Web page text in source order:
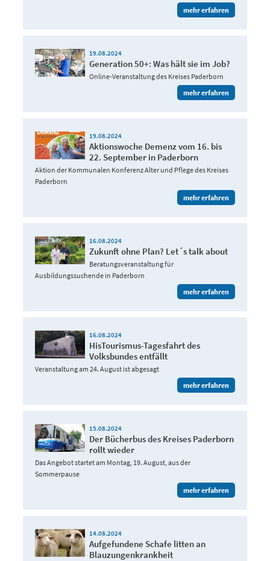
mehr erfahren
19.08.2024
Generation 50+: Was hält sie im Job?
Online-Veranstaltung des Kreises Paderborn
mehr erfahren
19.08.2024
Aktionswoche Demenz vom 16. bis
22. September in Paderborn
Aktion der Kommunalen Konferenz Alter und Pflege des Kreises
Paderborn
mehr erfahren
16.08.2024
Zukunft ohne Plan? Let´s talk about
Beratungsveranstaltung für
Ausbildungssuchende in Paderborn
mehr erfahren
16.08.2024
HisTourismus-Tagesfahrt des
Volksbundes entfällt
Veranstaltung am 24. August ist abgesagt
mehr erfahren
15.08.2024
Der Bücherbus des Kreises Paderborn
rollt wieder
Das Angebot startet am Montag, 19. August, aus der
Sommerpause
mehr erfahren
14.08.2024
Aufgefundene Schafe litten an
Blauzungenkrankheit